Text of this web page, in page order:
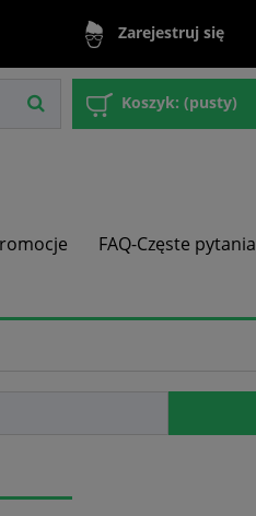
Zarejestruj się
Koszyk: (pusty)
FAQ-Częste pytania